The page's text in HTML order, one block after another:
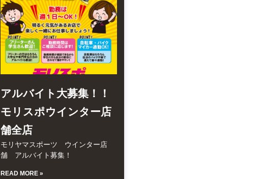
アルバイト大募集！！
モリスポウインター店
舗全店
モリヤマスポーツ ウインター店
舗 アルバイト募集！
READ MORE »